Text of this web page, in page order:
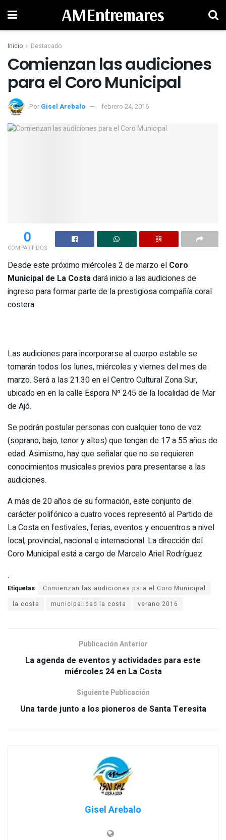
AMEntremares
Inicio Destacado
Comienzan las audiciones
Por Gisel Arebalo febrero 24, 2016
0
COMPARTIDOS
Desde este próximo miércoles 2 de marzo el Coro
Municipal de La Costadará inicio a las audiciones de
ingreso para formar parte de la prestigiosa compañía coral
costera.
Las audiciones para incorporarse al cuerpo estable se
tomarán todos los lunes, miércoles y viernes del mes de
marzo. Será a las 21.30 en el Centro Cultural Zona Sur,
ubicado en en la calle Espora Nº 245 de la localidad de Mar
de Ajó.
Se podrán postular personas con cualquier tono de voz
(soprano, bajo, tenor y altos) que tengan de 17 a 55 años de
edad. Asimismo, hay que señalar que no se requieren
conocimientos musicales previos para presentarse a las
audiciones.
A más de 20 años de su formación, este conjunto de
carácter polifónico a cuatro voces representó al Partido de
La Costa en festivales, ferias, eventos y encuentros a nivel
local, provincial, nacional e internacional. La dirección del
Coro Municipal está a cargo de Marcelo Ariel Rodríguez
​.​
Etiquetas
la costa
municipalidad la costa verano 2016
Publicación Anterior
La agenda de eventos y actividades para este
miércoles 24 en La Costa‏
Siguiente Publicación
Una tarde junto a los pioneros de Santa Teresita
Gisel Arebalo